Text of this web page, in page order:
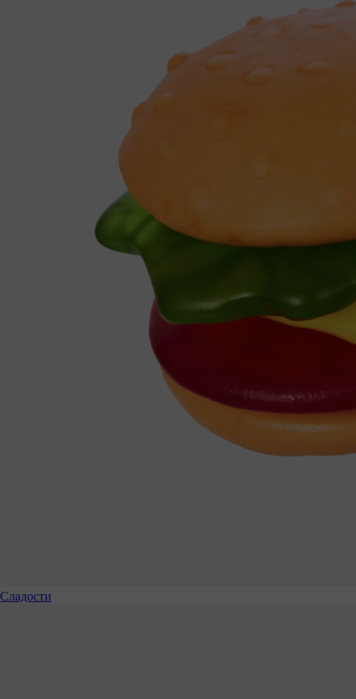
Сладости